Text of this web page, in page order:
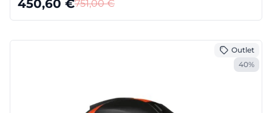
450,60 €751,00€
Outlet
40%